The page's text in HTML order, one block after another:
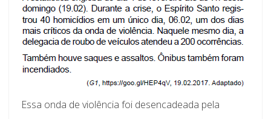
Essa onda de violência foi desencadeada pela